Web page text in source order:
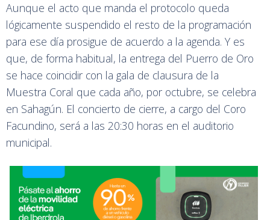
Aunque el acto que manda el protocolo queda
lógicamente suspendido el resto de la programación
para ese día prosigue de acuerdo a la agenda. Y es
que, de forma habitual, la entrega del Puerro de Oro
se hace coincidir con la gala de clausura de la
Muestra Coral que cada año, por octubre, se celebra
en Sahagún. El concierto de cierre, a cargo del Coro
Facundino, será a las 20:30 horas en el auditorio
municipal.